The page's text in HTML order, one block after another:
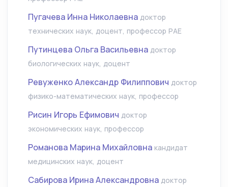
Пугачева Инна Николаевна доктор
технических наук, доцент, профессор РАЕ
Путинцева Ольга Васильевна доктор
биологических наук, доцент
Ревуженко Александр Филиппович доктор
физико-математических наук, профессор
Рисин Игорь Ефимович доктор
экономических наук, профессор
Романова Марина Михайловна кандидат
медицинских наук, доцент
Сабирова Ирина Александровна доктор